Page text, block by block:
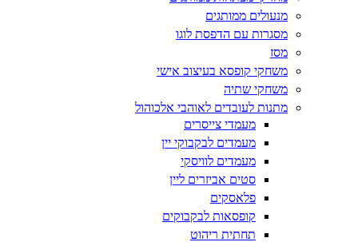
מנעולים ממותגים
מסגרות עם הדפסת לוגו
מסז
משחקי קופסא בעיצוב אישי
משחקי שתיה
מתנות לעובדים לאוהבי אלכוהול
מעמדי צייסרים
מעמדים לבקבוקי יין
מעמדים לוויסקי
סטים אביזרים ליין
פלאסקים
קופסאות לבקבוקים
תחתית ריהוט